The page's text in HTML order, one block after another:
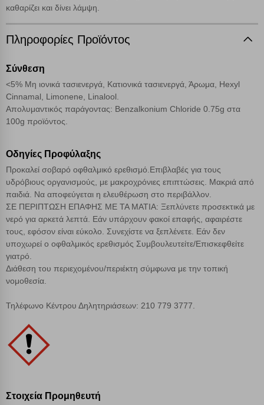
καθαρίζει και δίνει λάμψη.
Πληροφορίες Προϊόντος
Σύνθεση
<5% Μη ιονικά τασιενεργά, Κατιονικά τασιενεργά, Άρωμα, Hexyl
Cinnamal, Limonene, Linalool.
Απολυμαντικός παράγοντας: Benzalkonium Chloride 0.75g στα
100g προϊόντος.
Οδηγίες Προφύλαξης
Προκαλεί σοβαρό οφθαλμικό ερεθισμό.Επιβλαβές για τους
υδρόβιους οργανισμούς, με μακροχρόνιες επιπτώσεις. Μακριά από
παιδιά. Να αποφεύγεται η ελευθέρωση στο περιβάλλον.
ΣΕ ΠΕΡΙΠΤΩΣΗ ΕΠΑΦΗΣ ΜΕ ΤΑ ΜΑΤΙΑ: Ξεπλύνετε προσεκτικά με
νερό για αρκετά λεπτά. Εάν υπάρχουν φακοί επαφής, αφαιρέστε
τους, εφόσον είναι εύκολο. Συνεχίστε να ξεπλένετε. Εάν δεν
υποχωρεί ο οφθαλμικός ερεθισμός Συμβουλευτείτε/Επισκεφθείτε
γιατρό.
Διάθεση του περιεχομένου/περιέκτη σύμφωνα με την τοπική
νομοθεσία.
Τηλέφωνο Κέντρου Δηλητηριάσεων: 210 779 3777.
Στοιχεία Προμηθευτή
επάνω δεξιά, αφού ενημερωθείτε σχετικά. Ωστόσο θα πρέπει να
γνωρίζετε ότι αποκλεισμός ορισμένων κατηγοριών αρχείων cookies,
μπορεί να επηρεάσει την εμπειρία της περιήγησής σας ή/και της
χρήσης των υπηρεσιών μας. Δείτε περισσότερα
Λειτουργικά cookies
Cookies στόχευσης
Απολύτως απαραίτητα cookies Πάντα Ενεργό
Αποθήκευση ρυθμίσεων
Απόρριψη όλων
Αποδοχή όλων